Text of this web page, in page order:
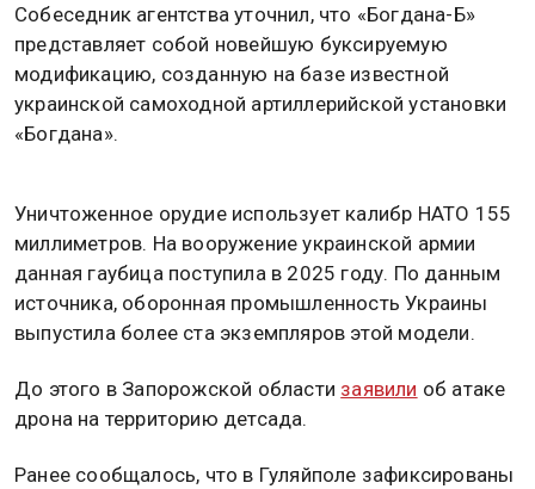
Собеседник агентства уточнил, что «Богдана-Б»
представляет собой новейшую буксируемую
модификацию, созданную на базе известной
украинской самоходной артиллерийской установки
«Богдана».
Уничтоженное орудие использует калибр НАТО 155
миллиметров. На вооружение украинской армии
данная гаубица поступила в 2025 году. По данным
источника, оборонная промышленность Украины
выпустила более ста экземпляров этой модели.
До этого в Запорожской области заявили об атаке
дрона на территорию детсада.
Ранее сообщалось, что в Гуляйполе зафиксированы